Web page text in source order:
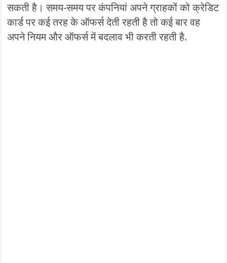
सकती है। समय-समय पर कंपनियां अपने ग्राहकों को क्रेडिट
कार्ड पर कई तरह के ऑफर्स देती रहती है तो कई बार वह
अपने नियम और ऑफर्स में बदलाव भी करती रहती है.